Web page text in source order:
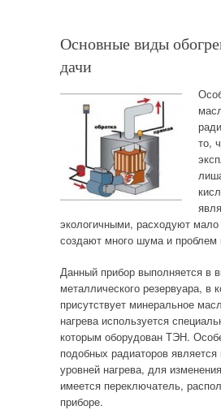
Основные виды
дачи
то,
экологичными, расходуют мало
создают много шума и проблем
Данный прибор выполняется в
металлического резервуара, в
присутствует минеральное
нагрева используется
которым оборудован ТЭН.
подобных радиаторов является
уровней нагрева, для
имеется переключатель,
приборе.